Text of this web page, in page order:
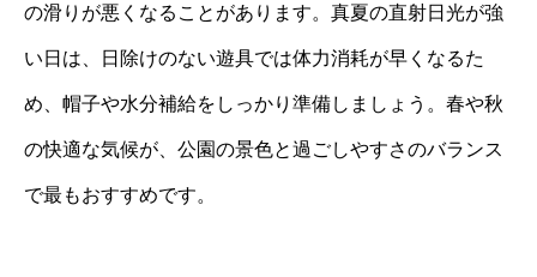
の滑りが悪くなることがあります。真夏の直射日光が強
い日は、日除けのない遊具では体力消耗が早くなるた
め、帽子や水分補給をしっかり準備しましょう。春や秋
の快適な気候が、公園の景色と過ごしやすさのバランス
で最もおすすめです。